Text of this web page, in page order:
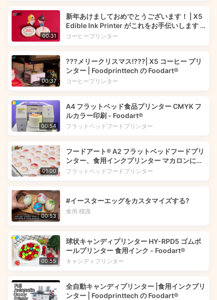
ントな制作プロセスを確認し、食品店にとって最適なマーケ
ティング ツールとなるポータブルで流行に敏感なデザインを
発見してください。
00:31
新年あけましておめでとうございます！ | X5
Edible Ink Printer がこれをお手伝いします |
Foodart® from Foodprinttech
コーヒープリンター
00:37
???メリークリスマス!???| X5 コーヒー プリ
ンター | Foodprinttech の Foodart®
コーヒープリンター
00:54
A4 フラットベッド食品プリンター CMYK フ
ルカラー印刷 - Foodart®
フラットベッドフードプリンター
01:00
フードアート® A2 フラットベッドフードプリ
ンター、食用インクプリンター マカロンに花
の画像を印刷 | Foodprinttech
フラットベッドフードプリンター
00:53
#イースターエッグをカスタマイズする?
食用 標識
00:55
球状キャンディプリンター HY-RPD5 ゴムボ
ールプリンター 食用インク - Foodart®
キャンディプリンター
全自動キャンディプリンター |食用インクプリ
ンター | Foodprinttech の Foodart®